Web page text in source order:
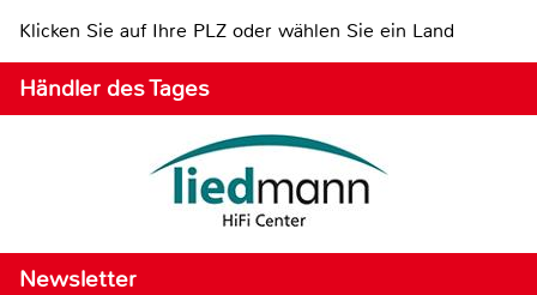
Klicken Sie auf Ihre PLZ oder wählen Sie ein Land
Händler des Tages
Newsletter